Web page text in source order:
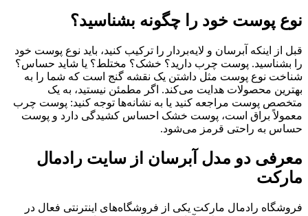
نوع پوست خود را چگونه بشناسید؟
قبل از اینکه آبرسان و لایه‌بردار را ترکیب کنید، باید نوع پوست خود
را بشناسید. پوست چرب دارید؟ خشک؟ مختلط؟ یا شاید حساس؟
شناخت نوع پوست مثل داشتن یک نقشه گنج است که شما را به
بهترین محصولات هدایت می‌کند. اگر مطمئن نیستید، به یک
متخصص پوست مراجعه کنید یا به نشانه‌ها توجه کنید: پوست چرب
معمولاً براق است، پوست خشک احساس کشیدگی دارد و پوست
حساس به راحتی قرمز می‌شود.
معرفی دو مدل آبرسان از سایت رادمال
مارکت
فروشگاه رادمال مارکت یکی از فروشگاه‌های اینترنتی فعال در